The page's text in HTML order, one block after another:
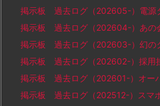
掲示板 過去ログ（202605-）電源
掲示板 過去ログ（202604-）あの
掲示板 過去ログ（202603-）幻の
掲示板 過去ログ（202602-）採用
掲示板 過去ログ（202601-）オー
掲示板 過去ログ（202512-）スマ